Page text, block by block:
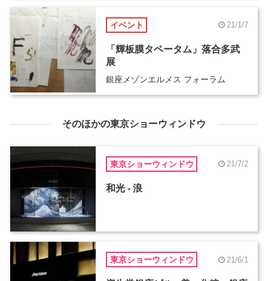
イベント 21/1/7
「輝板膜タペータム」落合多武
展
銀座メゾンエルメス フォーラム
そのほかの東京ショーウィンドウ
東京ショーウィンドウ 21/7/2
和光 - 浪
東京ショーウィンドウ 21/6/1